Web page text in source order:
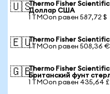
🇺🇸Thermo Fisher
Доллар США
1 TMOon равен 587,72 $
🇪🇺Thermo Fisher
1 TMOon равен 508,36 €
🇬🇧Thermo Fisher
Британский фунт
1 TMOon равен 435,64 £